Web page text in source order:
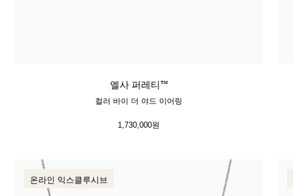
엘사 퍼레티™
컬러 바이 더 야드 이어링
1,730,000원
온라인 익스클루시브